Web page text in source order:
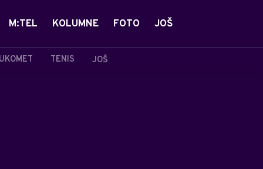
TENIS JOŠ
M:TEL KOLUMNE FOTO JOŠ